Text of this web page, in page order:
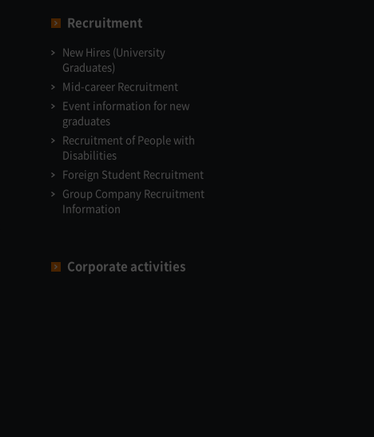
Recruitment
New Hires (University
Graduates)
Mid-career Recruitment
Event information for new
graduates
Recruitment of People with
Disabilities
Foreign Student Recruitment
Group Company Recruitment
Information
Corporate activities